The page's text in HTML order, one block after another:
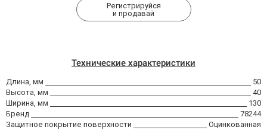
Регистрируйся
и продавай
Технические характеристики
Длина, мм
50
Высота, мм
40
Ширина, мм
130
Бренд
78244
Защитное покрытие поверхности
Оцинкованная